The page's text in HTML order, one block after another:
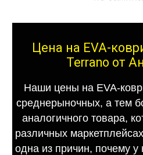
Цена на EVA-
Terrano от
Наши цены на EVA-
среднерыночных, а тем
аналогичного товара,
различных
одна из причин, почему